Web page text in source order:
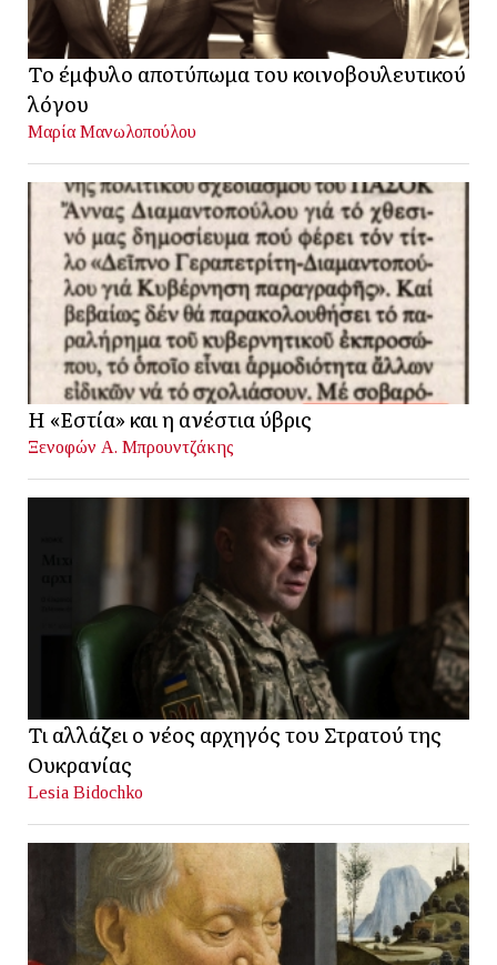
Το έμφυλο αποτύπωμα του κοινοβουλευτικού
λόγου
Μαρία Μανωλοπούλου
Η «Εστία» και η ανέστια ύβρις
Ξενοφών Α. Μπρουντζάκης
Τι αλλάζει ο νέος αρχηγός του Στρατού της
Ουκρανίας
Lesia Bidochko